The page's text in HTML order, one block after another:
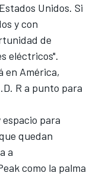
Unidos. Si
y con
de
eléctricos".
en América,
R a punto para
para
quedan
a
como la palma